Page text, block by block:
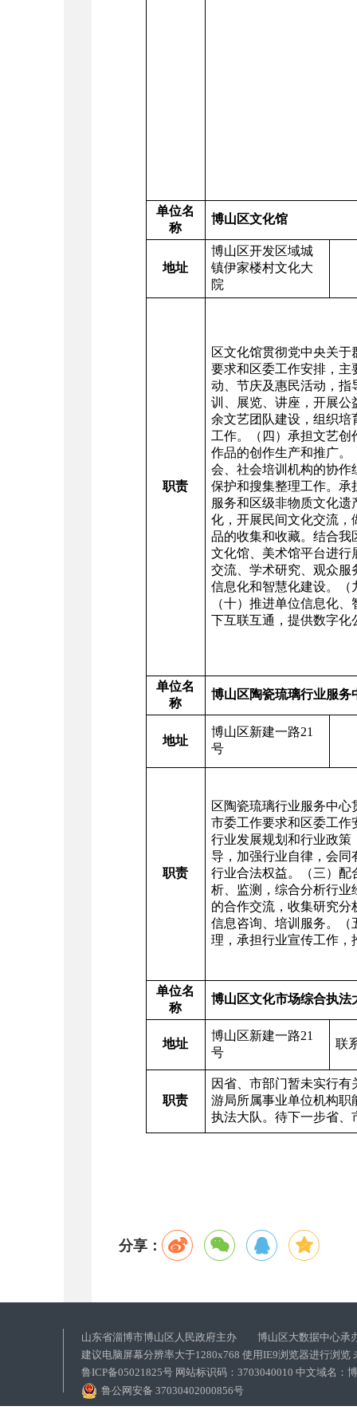
单位名
称
博山区文化馆
地址
博山区开发区域城
镇伊家楼村文化大
院
职责
区文化馆贯彻党中央关
要求和区委工作安排，主
动、节庆及惠民活动，指
训、展览、讲座，开展公
余文艺团队建设，组织培
工作。（四）承担文艺
作品的创作生产和推广。
会、社会培训机构的协作
保护和搜集整理工作。承
服务和区级非物质文化
化，开展民间文化交流，
品的收集和收藏。结合我
文化馆、美术馆平台进行
交流、学术研究、观众服
信息化和智慧化建设。（
（十）推进单位信息化
下互联互通，提供数字化
单位名
称
博山区陶瓷琉璃行业服务
地址
博山区新建一路21
号
职责
区陶瓷琉璃行业服务中
市委工作要求和区委工作
行业发展规划和行业政策
导，加强行业自律，会同
行业合法权益。（三）配
析、监测，综合分析行业
的合作交流，收集研究
信息咨询、培训服务。（
理，承担行业宣传工作，
单位名
称
博山区文化市场综合执法
地址
博山区新建一路21
号
联
职责
因省、市部门暂未实行
游局所属事业单位机构职
执法大队。待下一步省、
分享：
山东省淄博市博山区人民政府主办 博山区大数据中心承
建议电脑屏幕分辨率大于1280x768 使用IE9浏览器进行浏览
鲁ICP备05021825号 网站标识码：3703040010 中文域名：
鲁公网安备 37030402000856号